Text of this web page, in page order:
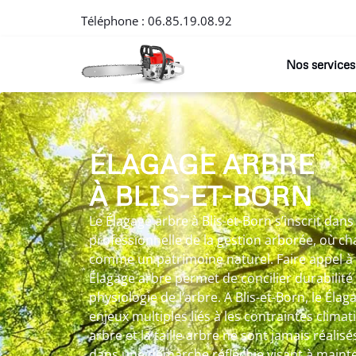
Téléphone : 06.85.19.08.92
Nos services
ÉLAGAGE ARBRE
À BLIS-ET-BORN
Le Élagage arbre à Blis-et-Born s’inscrit
professionnelle de la gestion arborée, où
comme un patrimoine naturel. Faire appel
Élagage arbre permet de concilier
physiologie de l’arbre. A Blis-et-Born, le
enjeux multiples liés à les contraintes
arbre et la taille arbre ne sont jamais